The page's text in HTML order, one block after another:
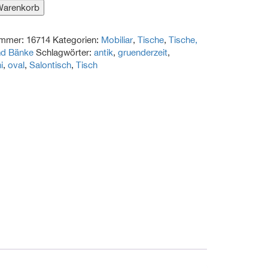
16714 Kategorien: Mobiliar,Tische,Tische,
Bänke Schlagwörter:antik,gruenderzeit,
,oval,Salontisch,Tisch